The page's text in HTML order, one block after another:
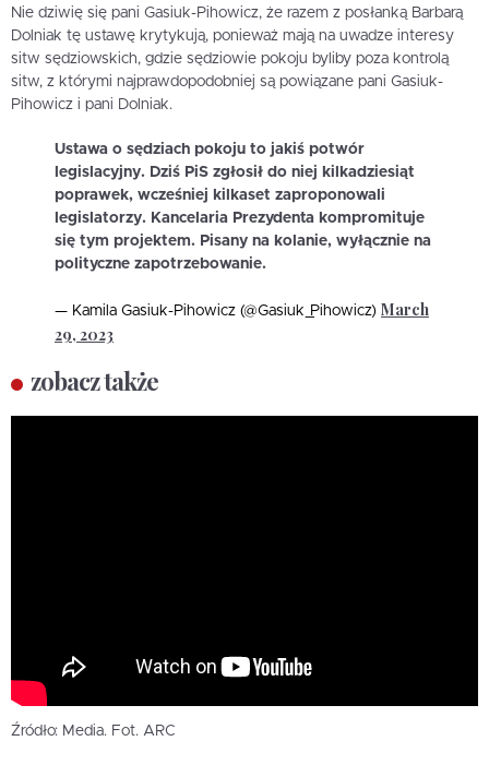
Nie dziwię się pani Gasiuk-Pihowicz, że razem z posłanką Barbarą
Dolniak tę ustawę krytykują, ponieważ mają na uwadze interesy
sitw sędziowskich, gdzie sędziowie pokoju byliby poza kontrolą
sitw, z którymi najprawdopodobniej są powiązane pani Gasiuk-
Pihowicz i pani Dolniak.
Ustawa o sędziach pokoju to jakiś potwór
legislacyjny. Dziś PiS zgłosił do niej kilkadziesiąt
poprawek, wcześniej kilkaset zaproponowali
legislatorzy. Kancelaria Prezydenta kompromituje
się tym projektem. Pisany na kolanie, wyłącznie na
polityczne zapotrzebowanie.
— Kamila Gasiuk-Pihowicz (@Gasiuk_Pihowicz) March
29, 2023
zobacz także
Źródło: Media. Fot. ARC